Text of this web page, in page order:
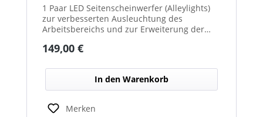
1 Paar LED Seitenscheinwerfer (Alleylights)
zur verbesserten Ausleuchtung des
Arbeitsbereichs und zur Erweiterung der
Regulärer Preis:
149,00 €
In den Warenkorb
Merken